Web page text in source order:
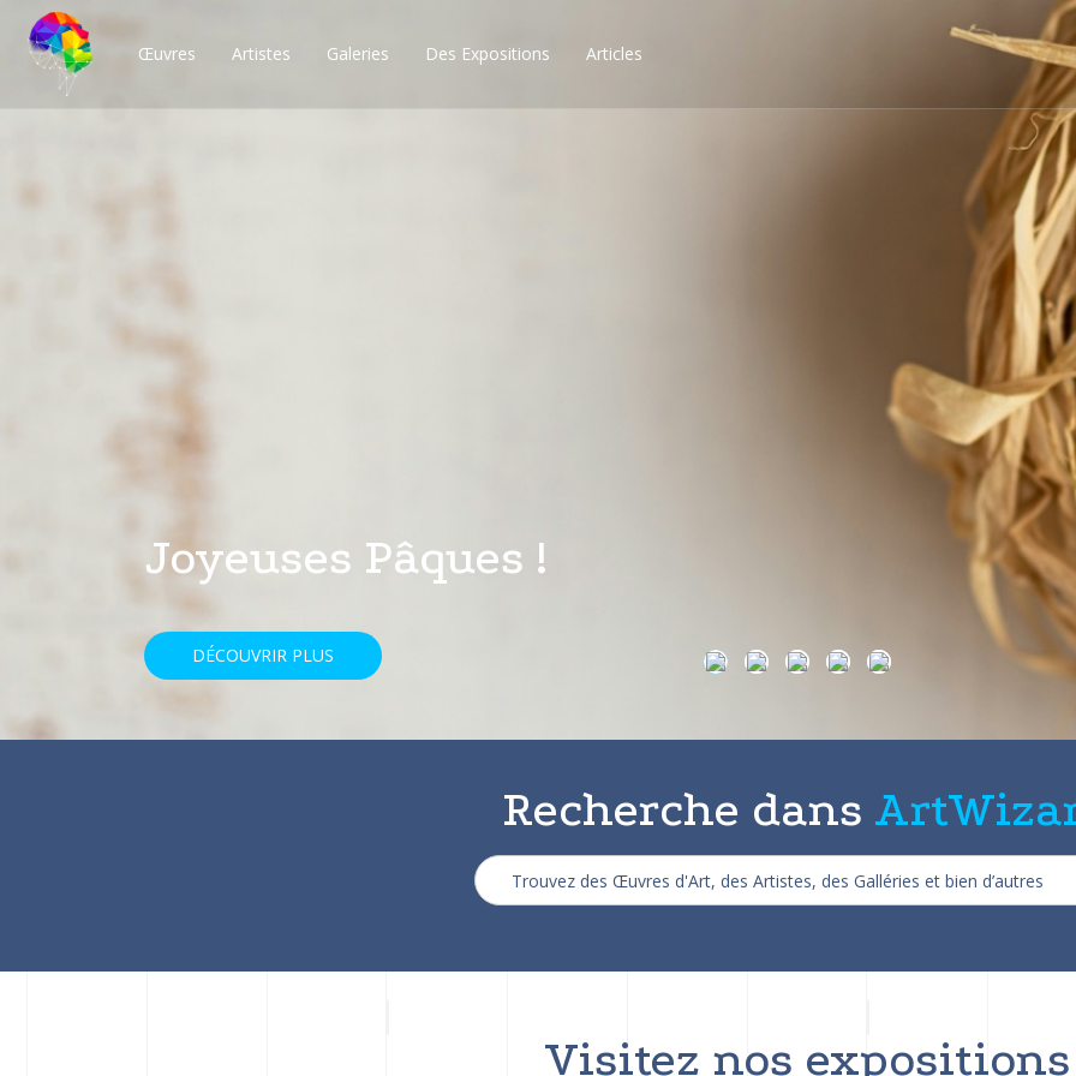
Œuvres Artistes Galeries Des Expositions Articles
Des milliers de possibilités, obtenez les
avec une réduction de 25%
DÉCOUVRIR PLUS
Recherche dans
Visitez nos expositions